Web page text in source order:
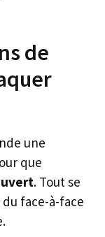
de
une
que
. Tout se
face-à-face